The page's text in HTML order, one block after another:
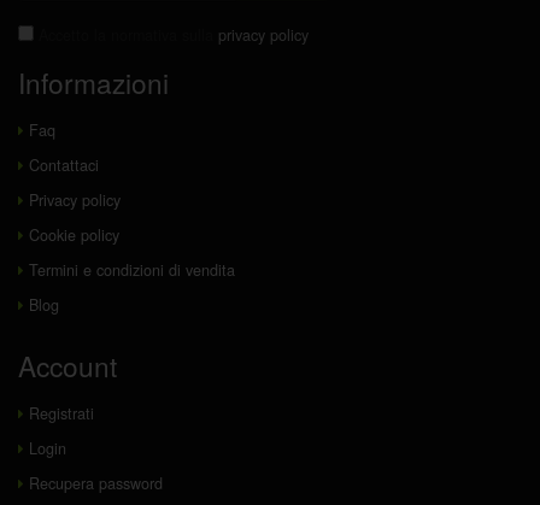
privacy policy
Informazioni
Faq
Contattaci
Privacy policy
Cookie policy
Termini e condizioni di vendita
Blog
Account
Registrati
Login
Recupera password